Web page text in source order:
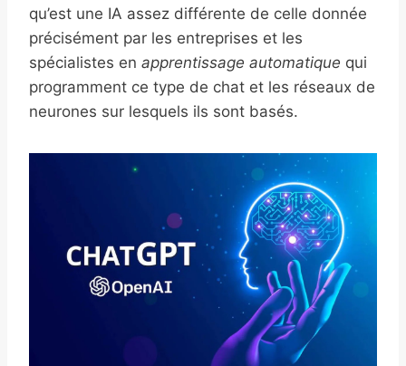
qu’est une IA assez différente de celle donnée
précisément par les entreprises et les
spécialistes en apprentissage automatique qui
programment ce type de chat et les réseaux de
neurones sur lesquels ils sont basés.